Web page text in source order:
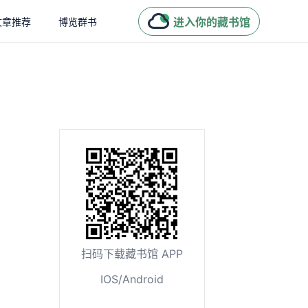
章推荐 博览群书 进入你的藏书馆
扫码下载藏书馆 APP
IOS/Android